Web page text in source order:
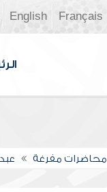
Français
English
محاضرات مفرغة